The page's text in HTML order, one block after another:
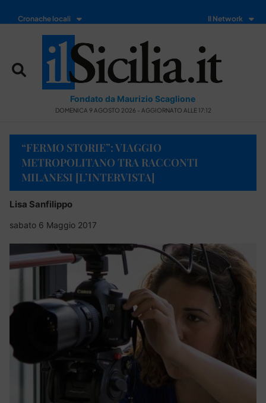
Cronache locali Il Network
Fondato da Maurizio Scaglione
DOMENICA 9 AGOSTO 2026 - AGGIORNATO ALLE 17:12
“FERMO STORIE”: VIAGGIO
METROPOLITANO TRA RACCONTI
MILANESI [L’INTERVISTA]
Lisa Sanfilippo
sabato 6 Maggio 2017